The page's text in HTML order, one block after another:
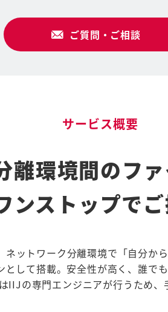
ご質問・ご相談
サービス概要
離環境間のファ
ンストップで
トワーク分離環境で「自分から
して搭載。安全性が高く、誰で
の専門エンジニアが行うため、